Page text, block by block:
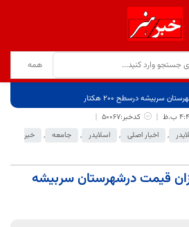
سربیشه درسطح ٢۰۰ هکتار
ب.ظ
کدخبر:50067
, اخبار اصلی , اسلایدر , جامعه ,
خبر
قیمت درشهرستان سربیشه